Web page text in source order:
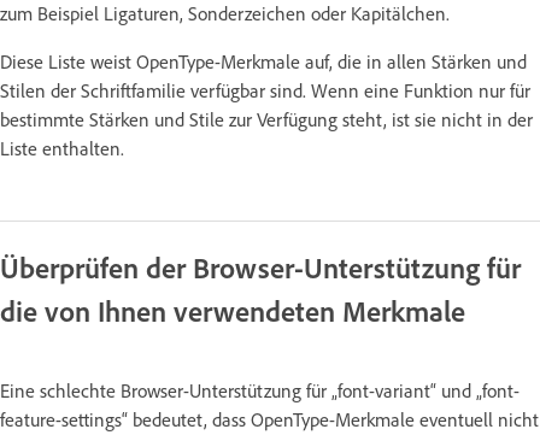
zum Beispiel Ligaturen, Sonderzeichen oder Kapitälchen.
Diese Liste weist OpenType-Merkmale auf, die in allen Stärken und
Stilen der Schriftfamilie verfügbar sind. Wenn eine Funktion nur für
bestimmte Stärken und Stile zur Verfügung steht, ist sie nicht in der
Liste enthalten.
Überprüfen der Browser-Unterstützung für
die von Ihnen verwendeten Merkmale
Eine schlechte Browser-Unterstützung für „font-variant“ und „font-
feature-settings“ bedeutet, dass OpenType-Merkmale eventuell nicht